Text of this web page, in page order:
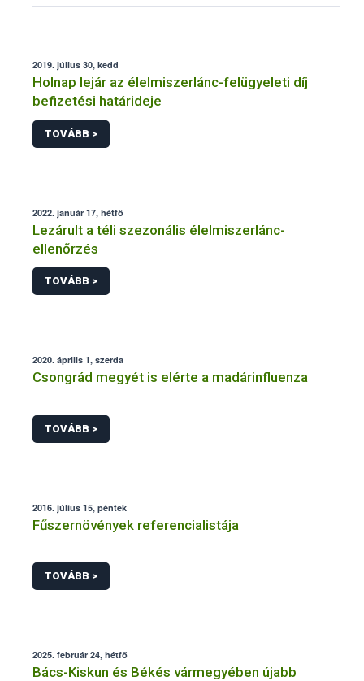
2019. július 30, kedd
Holnap lejár az élelmiszerlánc-felügyeleti díj
befizetési határideje
TOVÁBB >
2022. január 17, hétfő
Lezárult a téli szezonális élelmiszerlánc-
ellenőrzés
TOVÁBB >
2020. április 1, szerda
Csongrád megyét is elérte a madárinfluenza
TOVÁBB >
2016. július 15, péntek
Fűszernövények referencialistája
TOVÁBB >
2025. február 24, hétfő
Bács-Kiskun és Békés vármegyében újabb